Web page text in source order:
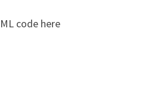
code here